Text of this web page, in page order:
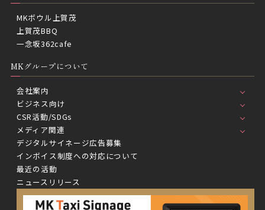
MKボウル上賀茂
上賀茂BBQ
一念坂362cafe
MKグループについて
会社案内
ビジネス向け
CSR活動/SDGs
メディア関連
デジタルサイネージ広告募集
インボイス制度への対応について
最近の活動
ニュースリリース